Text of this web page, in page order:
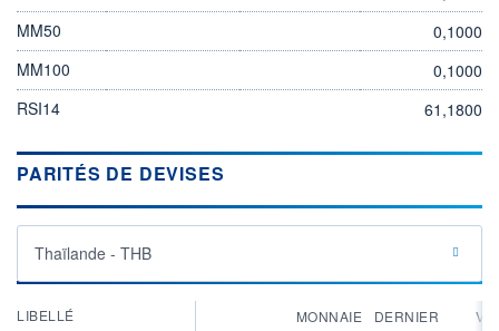
MM50
0,1000
MM100
0,1000
RSI14
61,1800
PARITÉS DE DEVISES
Thaïlande - THB
LIBELLÉ MONNAIE DERNIER